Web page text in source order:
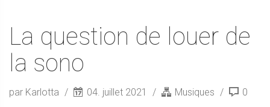
La question de louer de
la sono
par Karlotta 04. juillet 2021 Musiques 0